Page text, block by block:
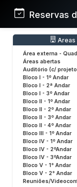
Reservas
Areas
Área externa -
Áreas abertas
Auditório (c/
Bloco I - 1º Andar
Bloco I - 2ª Andar
Bloco I - 3º Andar
Bloco II - 1º Andar
Bloco II - 2º Andar
Bloco II - 3º Andar
Bloco II - 4º Andar
Bloco III - 1º Andar
Bloco IV - 1º Andar
Bloco IV - 2ºAndar
Bloco IV - 3ºAndar
Bloco V - 1° Andar
Bloco V - 2° Andar
Reuniões/